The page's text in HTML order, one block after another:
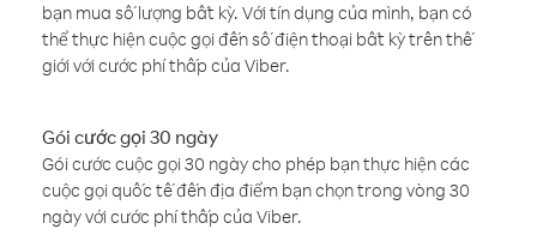
bạn mua số lượng bất kỳ. Với tín dụng của mình, bạn có
thể thực hiện cuộc gọi đến số điện thoại bất kỳ trên thế
giới với cước phí thấp của Viber.
Gói cước gọi 30 ngày
Gói cước cuộc gọi 30 ngày cho phép bạn thực hiện các
cuộc gọi quốc tế đến địa điểm bạn chọn trong vòng 30
ngày với cước phí thấp của Viber.